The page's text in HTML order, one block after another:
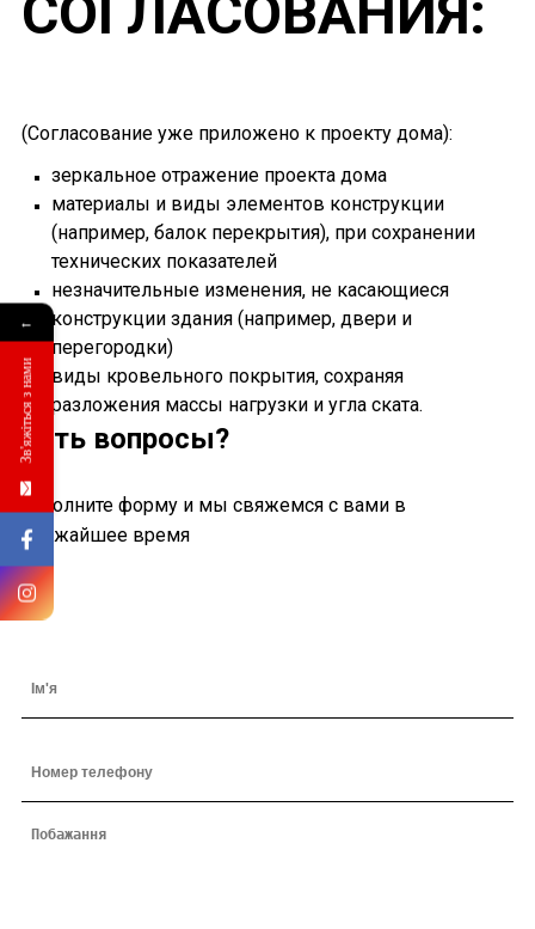
СОГЛАСОВАНИЯ:
(Согласование уже приложено к проекту дома):
зеркальное отражение проекта дома
материалы и виды элементов конструкции
(например, балок перекрытия), при сохранении
технических показателей
незначительные изменения, не касающиеся
конструкции здания (например, двери и
перегородки)
виды кровельного покрытия, сохраняя
разложения массы нагрузки и угла ската.
Есть вопросы?
Заполните форму и мы свяжемся с вами в
ближайшее время
←
Зв'яжіться з нами